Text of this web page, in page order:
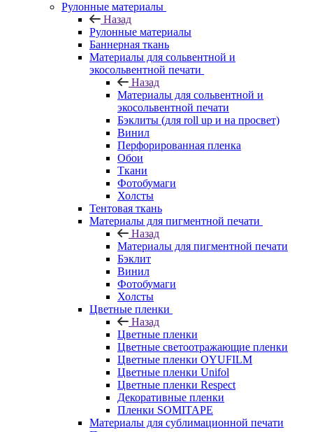
Рулонные материалы
Назад
Рулонные материалы
Баннерная ткань
Материалы для сольвентной и
экосольвентной печати
Назад
Материалы для сольвентной и
экосольвентной печати
Бэклиты (для roll up и на просвет)
Винил
Перфорированная пленка
Обои
Ткани
Фотобумаги
Холсты
Тентовая ткань
Материалы для пигментной печати
Назад
Материалы для пигментной печати
Бэклит
Винил
Фотобумаги
Холсты
Цветные пленки
Назад
Цветные пленки
Цветные светоотражающие пленки
Цветные пленки OYUFILM
Цветные пленки Unifol
Цветные пленки Respect
Декоративные пленки
Пленки SOMITAPE
Материалы для сублимационной печати